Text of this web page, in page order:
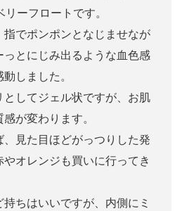
ーフロートです。
でポンポンとなじませなが
とにじみ出るような血色感
しました。
してジェル状ですが、お肌
が変わります。
見た目ほどがっつりした発
オレンジも買いに行ってき
ちはいいですが、内側にミ